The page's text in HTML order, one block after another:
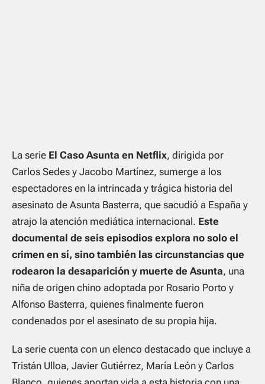
La serie El Caso Asunta en Netflix, dirigida por
Carlos Sedes y Jacobo Martínez, sumerge a los
espectadores en la intrincada y trágica historia del
asesinato de Asunta Basterra, que sacudió a España y
atrajo la atención mediática internacional. Este
documental de seis episodios explora no solo el
crimen en sí, sino también las circunstancias que
rodearon la desaparición y muerte de Asunta, una
niña de origen chino adoptada por Rosario Porto y
Alfonso Basterra, quienes finalmente fueron
condenados por el asesinato de su propia hija.
La serie cuenta con un elenco destacado que incluye a
Tristán Ulloa, Javier Gutiérrez, María León y Carlos